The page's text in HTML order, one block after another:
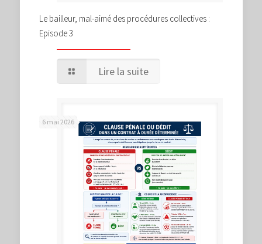
Le bailleur, mal-aimé des procédures collectives :
Episode 3
Lire la suite
6 mai 2026